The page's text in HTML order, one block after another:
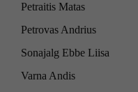
Petraitis Matas
Petrovas Andrius
Sonajalg Ebbe Liisa
Varna Andis